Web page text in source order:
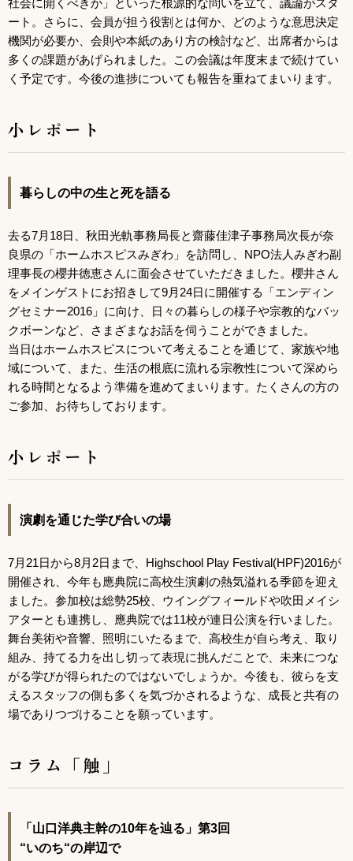
ート。さらに、会員が担う役割とは何か、どのような意思決定
機関が必要か、会則や本紙のあり方の検討など、出席者からは
多くの課題があげられました。この会議は年度末まで続けてい
く予定です。今後の進捗についても報告を重ねてまいります。
小レポート
暮らしの中の生と死を語る
去る7月18日、秋田光軌事務局長と齋藤佳津子事務局次長が奈
良県の「ホームホスピスみぎわ」を訪問し、NPO法人みぎわ副
理事長の櫻井徳恵さんに面会させていただきました。櫻井さん
をメインゲストにお招きして9月24日に開催する「エンディン
グセミナー2016」に向け、日々の暮らしの様子や宗教的なバッ
クボーンなど、さまざまなお話を伺うことができました。
当日はホームホスピスについて考えることを通じて、家族や地
域について、また、生活の根底に流れる宗教性について深めら
れる時間となるよう準備を進めてまいります。たくさんの方の
ご参加、お待ちしております。
小レポート
演劇を通じた学び合いの場
7月21日から8月2日まで、Highschool Play Festival(HPF)2016が
開催され、今年も應典院に高校生演劇の熱気溢れる季節を迎え
ました。参加校は総勢25校、ウイングフィールドや吹田メイシ
アターとも連携し、應典院では11校が連日公演を行いました。
舞台美術や音響、照明にいたるまで、高校生が自ら考え、取り
組み、持てる力を出し切って表現に挑んだことで、未来につな
がる学びが得られたのではないでしょうか。今後も、彼らを支
えるスタッフの側も多くを気づかされるような、成長と共有の
場でありつづけることを願っています。
コラム「触」
「山口洋典主幹の10年を辿る」第3回
“いのち“の岸辺で